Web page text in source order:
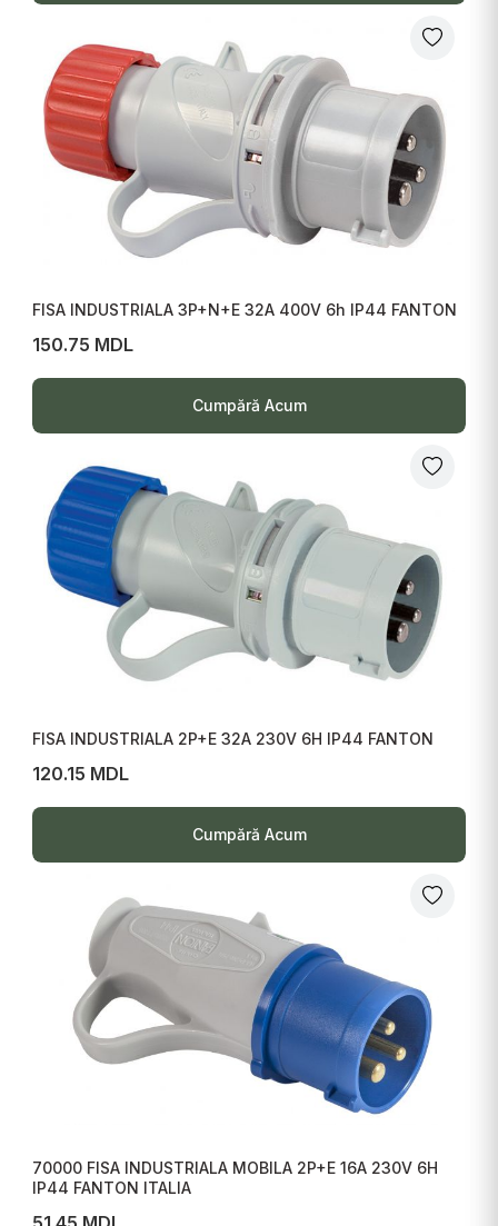
FISA INDUSTRIALA 3P+N+E 32A 400V 6h IP44 FANTON
150.75 MDL
Cumpără Acum
FISA INDUSTRIALA 2P+E 32A 230V 6H IP44 FANTON
120.15 MDL
Cumpără Acum
70000 FISA INDUSTRIALA MOBILA 2P+E 16A 230V 6H
IP44 FANTON ITALIA